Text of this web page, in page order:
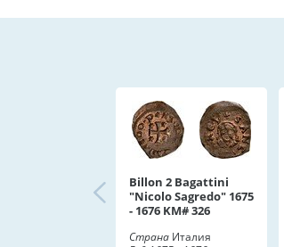
Billon 2 Bagattini
"Nicolo Sagredo" 1675
- 1676 KM# 326
Страна Италия